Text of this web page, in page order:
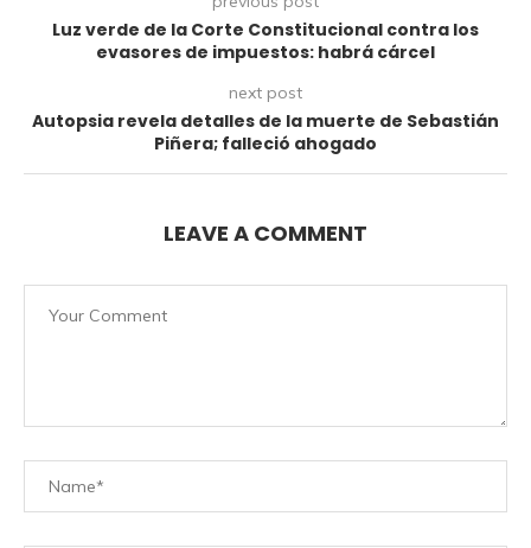
Luz verde de la Corte Constitucional contra los
evasores de impuestos: habrá cárcel
next post
Autopsia revela detalles de la muerte de Sebastián
Piñera; falleció ahogado
LEAVE A COMMENT